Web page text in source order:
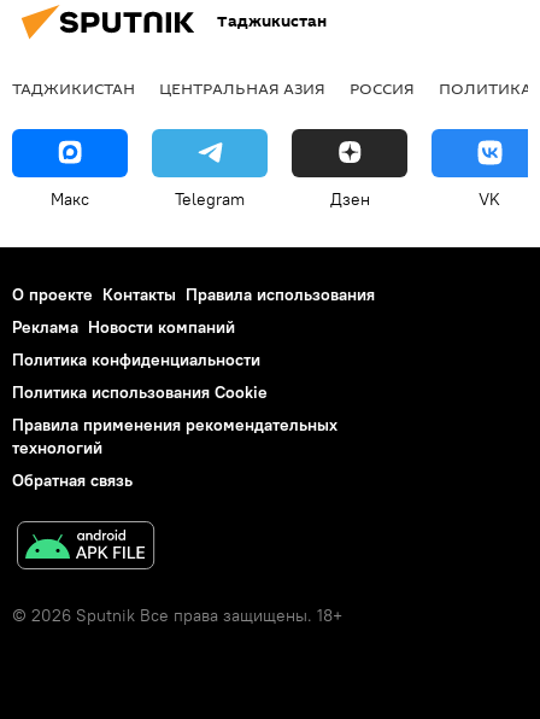
Таджикистан
ТАДЖИКИСТАН ЦЕНТРАЛЬНАЯ АЗИЯ РОССИЯ ПОЛИТИКА
Макс Telegram Дзен VK
О проекте Контакты Правила использования
Реклама Новости компаний
Политика конфиденциальности
Политика использования Cookie
Правила применения рекомендательных
технологий
Обратная связь
© 2026 Sputnik Все права защищены. 18+